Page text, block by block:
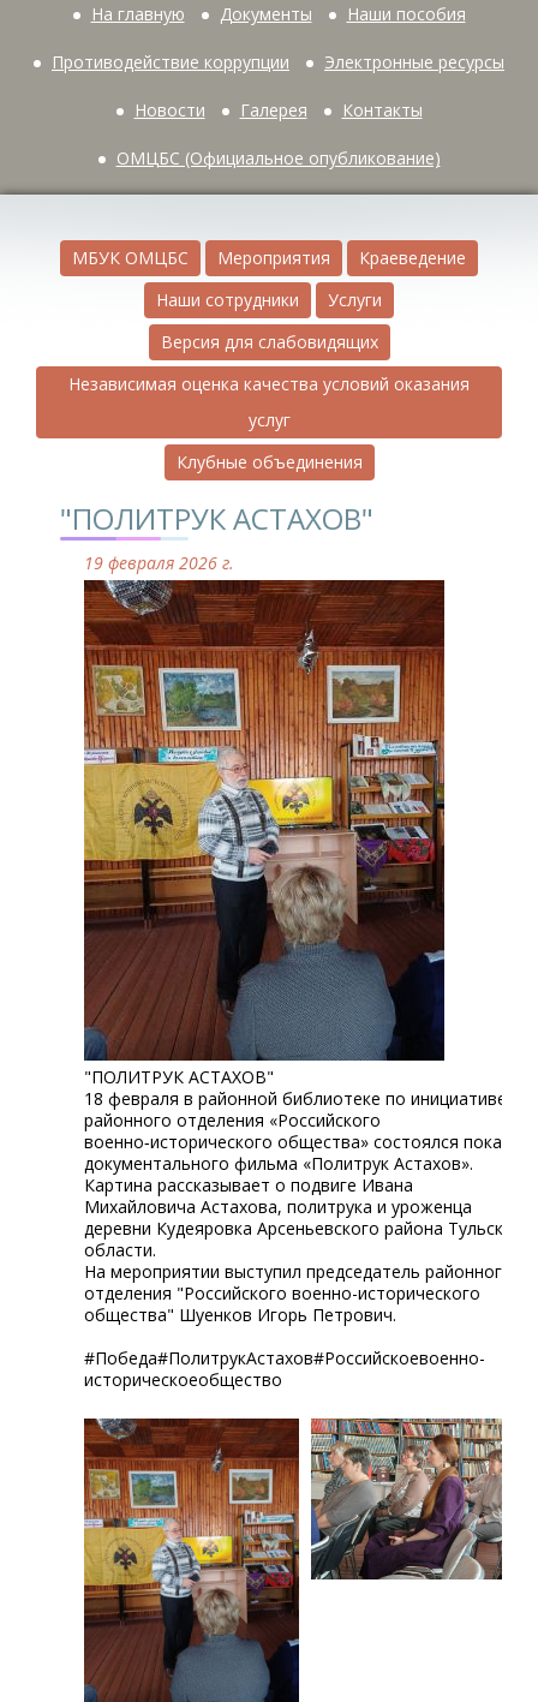
На главную Документы Наши пособия
Противодействие коррупции Электронные ресурсы
Новости Галерея Контакты
ОМЦБС (Официальное опубликование)
МБУК ОМЦБС Мероприятия
Краеведение
Наши сотрудники
Услуги
Версия для слабовидящих
Независимая оценка качества условий оказания
услуг
Клубные объединения
"ПОЛИТРУК АСТАХОВ"
19 февраля 2026 г.
"ПОЛИТРУК АСТАХОВ"
18 февраля в районной библиотеке по инициативе
районного отделения «Российского
военно‑исторического общества» состоялся показ
документального фильма «Политрук Астахов».
Картина рассказывает о подвиге Ивана
Михайловича Астахова, политрука и уроженца
деревни Кудеяровка Арсеньевского района Тульской
области.
На мероприятии выступил председатель районного
отделения "Российского военно-исторического
общества" Шуенков Игорь Петрович.
#Победа#ПолитрукАстахов#Российскоевоенно-
историческоеобщество